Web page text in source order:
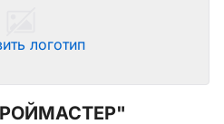
логотип